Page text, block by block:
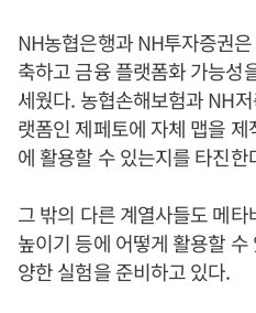
NH농협은행과 NH투자증권
축하고 금융 플랫폼화 가능성
세웠다. 농협손해보험과 NH
랫폼인 제페토에 자체 맵을
에 활용할 수 있는지를 타진한
그 밖의 다른 계열사들도 메
높이기 등에 어떻게 활용할
양한 실험을 준비하고 있다.